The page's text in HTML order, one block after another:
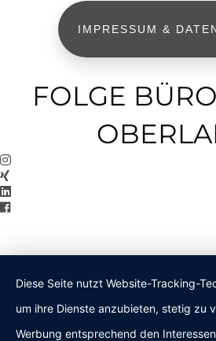
IMPRESSUM &
FOLGE
Diese Seite nutzt Website-Tracking-
um ihre Dienste anzubieten, stetig zu
Werbung entsprechend den